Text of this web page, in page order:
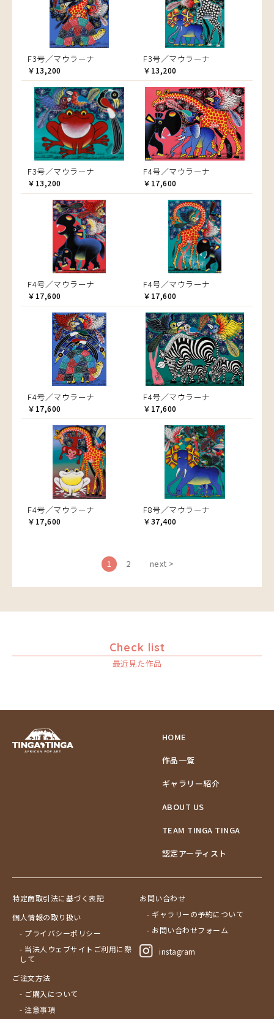
F3号／マウラーナ
￥13,200
F3号／マウラーナ
￥13,200
F3号／マウラーナ
￥13,200
F4号／マウラーナ
￥17,600
F4号／マウラーナ
￥17,600
F4号／マウラーナ
￥17,600
F4号／マウラーナ
￥17,600
F4号／マウラーナ
￥17,600
F4号／マウラーナ
￥17,600
F8号／マウラーナ
￥37,400
1 2 next >
Check list
最近見た作品
HOME
作品一覧
ギャラリー紹介
ABOUT US
TEAM TINGA TINGA
認定アーティスト
特定商取引法に基づく表記
個人情報の取り扱い
- プライバシーポリシー
- 当法人ウェブサイトご利用に際
して
ご注文方法
- ご購入について
- 注意事項
お問い合わせ
- ギャラリーの予約について
- お問い合わせフォーム
instagram